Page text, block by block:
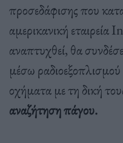
προσεδάφισης που
αμερικανική
αναπτυχθεί, θα
μέσω
οχήματα με τη δική
αναζήτηση πάγου.